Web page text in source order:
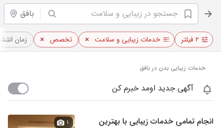
بافق
۲ فیلتر خدمات زیبایی و سلامت تخصص زمان
خدمات زیبایی بدن در بافق
آگهی جدید اومد خبرم کن
انجام تمامی خدمات زیبایی با بهترین
۱